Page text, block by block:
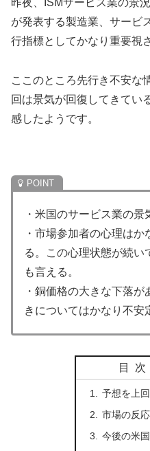
昨夜、ISMサービス業の景
が発表する製造業、サービ
行指標としてかなり重要視
ここのところ先行き不安な
回は景気が回復してきてい
感したようです。
・米国のサービス業の景
・市場参加者の心理は
る。この心理状態が続い
も言える。
・銅価格の大きな下落
きについてはかなり不安
目次
予想を上
市場の反応
今後の米